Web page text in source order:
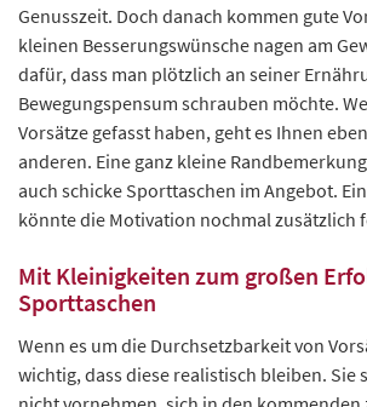
Genusszeit. Doch danach kommen gute
kleinen Besserungswünsche nagen am
dafür, dass man plötzlich an seiner
Bewegungspensum schrauben möchte.
Vorsätze gefasst haben, geht es Ihnen
anderen. Eine ganz kleine
auch schicke Sporttaschen im Angebot.
könnte die Motivation nochmal zusätzlich
Mit Kleinigkeiten zum großen
Sporttaschen
Wenn es um die Durchsetzbarkeit von
wichtig, dass diese realistisch bleiben. Sie